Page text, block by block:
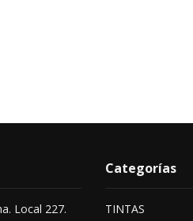
Local 227.
Categorías
TINTAS